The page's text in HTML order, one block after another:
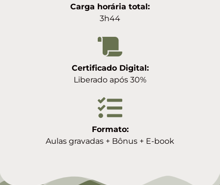
Carga horária total:
3h44
Certificado Digital:
Liberado após 30%
Formato:
Aulas gravadas + Bônus + E-book